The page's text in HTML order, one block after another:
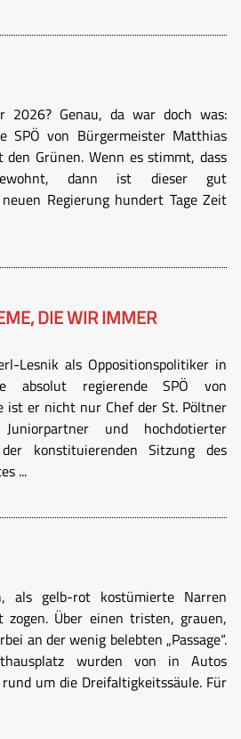
2026? Genau, da war doch was:
SPÖ von Bürgermeister Matthias
Grünen. Wenn es stimmt, dass
dann ist dieser gut
Regierung hundert Tage Zeit
DIE WIR IMMER
Lesnik als Oppositionspolitiker in
absolut regierende SPÖ von
ist er nicht nur Chef der St. Pöltner
und hochdotierter
konstituierenden Sitzung des
...
gelb-rot kostümierte Narren
zogen. Über einen tristen, grauen,
an der wenig belebten „Passage“.
wurden von in Autos
um die Dreifaltigkeitssäule. Für